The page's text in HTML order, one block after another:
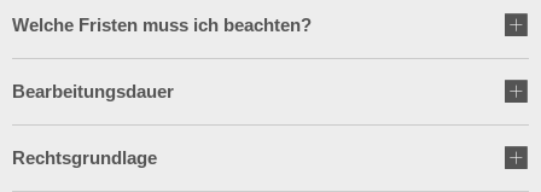
Natur und Umwelt
Förderung von Projekten im
Landkreis Sonneberg spricht
Weitere ehrenamtliche
Kreishaushalt für dieses und
Welche Fristen muss ich beachten?
Bearbeitungsdauer
Rechtsgrundlage